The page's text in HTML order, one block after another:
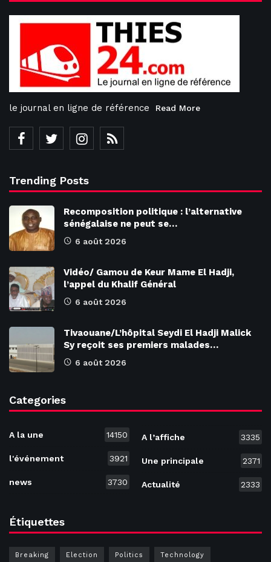
le journal en ligne de référence Read More
Trending Posts
Recomposition politique : l’alternative
sénégalaise ne peut se…
6 août 2026
Vidéo/ Gamou de Keur Mame El Hadji,
l’appel du Khalif Général
6 août 2026
Tivaouane/L’hôpital Seydi El Hadji Malick
Sy reçoit ses premiers malades…
6 août 2026
Categories
A la une 14150
l'événement 3921
news 3730
A l’affiche 3335
Une principale 2371
Actualité 2333
Étiquettes
Breaking Election Politics Technology